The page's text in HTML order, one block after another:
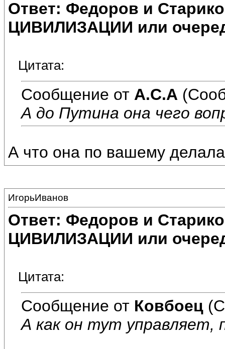
Ответ: Федоров и
ЦИВИЛИЗАЦИИ или
Цитата:
Сообщение от А.С.А
А до Путина она чего
А что она по вашему
ИгорьИванов
Ответ: Федоров и
ЦИВИЛИЗАЦИИ или
Цитата:
Сообщение от Ковбоец
А как он тут управляет,